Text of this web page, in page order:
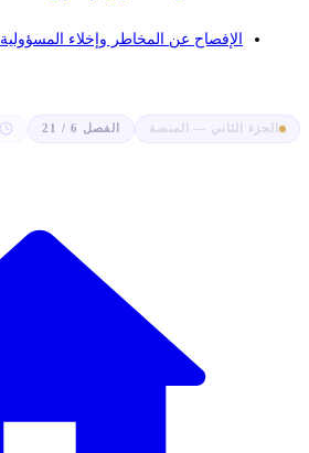
الإفصاح عن المخاطر وإخلاء المسؤولية
الجزء الثاني — المنصة الفصل 6 / 21